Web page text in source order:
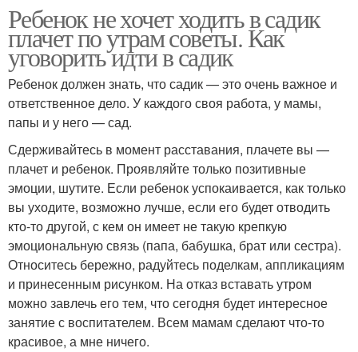
Ребенок не хочет ходить в садик
плачет по утрам советы. Как
уговорить идти в садик
Ребенок должен знать, что садик — это очень важное и
ответственное дело. У каждого своя работа, у мамы,
папы и у него — сад.
Сдерживайтесь в момент расставания, плачете вы —
плачет и ребенок. Проявляйте только позитивные
эмоции, шутите. Если ребенок успокаивается, как только
вы уходите, возможно лучше, если его будет отводить
кто-то другой, с кем он имеет не такую крепкую
эмоциональную связь (папа, бабушка, брат или сестра).
Относитесь бережно, радуйтесь поделкам, аппликациям
и принесенным рисунком. На отказ вставать утром
можно завлечь его тем, что сегодня будет интересное
занятие с воспитателем. Всем мамам сделают что-то
красивое, а мне ничего.